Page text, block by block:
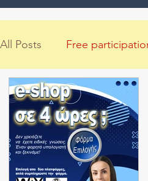
All Posts Free